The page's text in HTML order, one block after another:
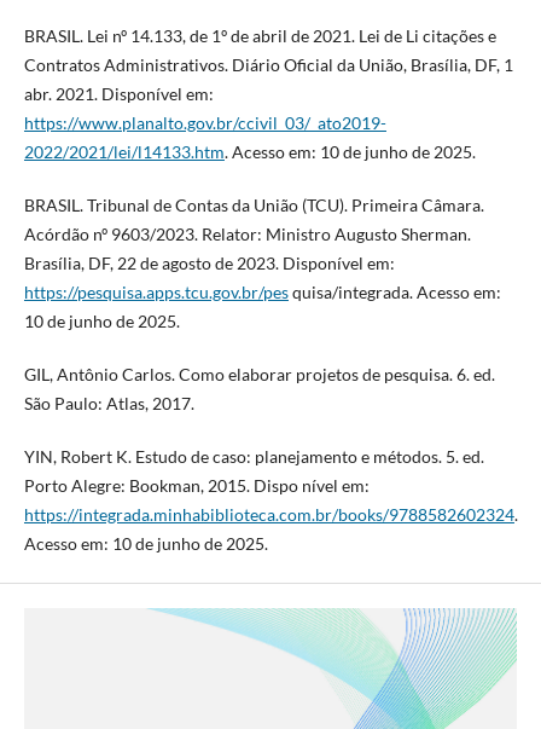
BRASIL. Lei nº 14.133, de 1º de abril de 2021. Lei de Li citações e
Contratos Administrativos. Diário Oficial da União, Brasília, DF, 1
abr. 2021. Disponível em:
https://www.planalto.gov.br/ccivil_03/_ato2019-
2022/2021/lei/l14133.htm. Acesso em: 10 de junho de 2025.
BRASIL. Tribunal de Contas da União (TCU). Primeira Câmara.
Acórdão nº 9603/2023. Relator: Ministro Augusto Sherman.
Brasília, DF, 22 de agosto de 2023. Disponível em:
https://pesquisa.apps.tcu.gov.br/pesquisa/integrada. Acesso em:
10 de junho de 2025.
GIL, Antônio Carlos. Como elaborar projetos de pesquisa. 6. ed.
São Paulo: Atlas, 2017.
YIN, Robert K. Estudo de caso: planejamento e métodos. 5. ed.
Porto Alegre: Bookman, 2015. Dispo nível em:
https://integrada.minhabiblioteca.com.br/books/9788582602324.
Acesso em: 10 de junho de 2025.